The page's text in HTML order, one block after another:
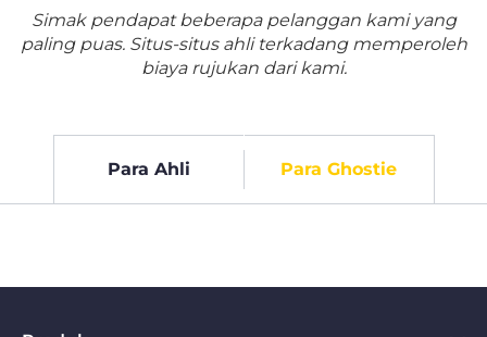
Simak pendapat beberapa pelanggan kami yang
paling puas. Situs-situs ahli terkadang memperoleh
biaya rujukan dari kami.
Para Ahli Para Ghostie